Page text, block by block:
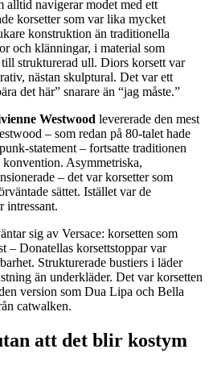
alltid navigerar modet med ett
korsetter som var lika mycket
konstruktion än traditionella
och klänningar, i material som
strukturerad ull. Diors korsett var
nästan skulptural. Det var ett
det här” snarare än “jag måste.”
Westwood levererade den mest
– som redan på 80-talet hade
statement – fortsatte traditionen
konvention. Asymmetriska,
– det var korsetter som
sättet. Istället var de
intressant.
sig av Versace: korsetten som
– Donatellas korsettstoppar var
Strukturerade bustiers i läder
än underkläder. Det var korsetten
version som Dua Lipa och Bella
catwalken.
att det blir kostym